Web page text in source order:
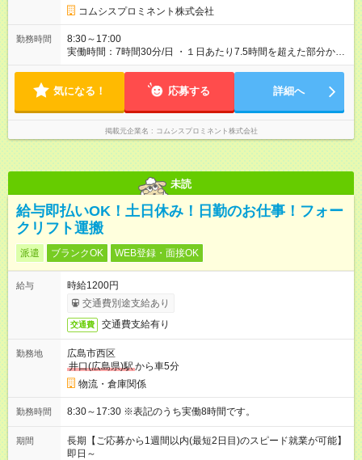
コムシスプロミネント株式会社
勤務時間
8:30～17:00
実働時間：7時間30分/日 ・１日あたり7.5時間を超えた部分から
残業手当の対象となります。 ・残業時間は平均20～40時間/月で
ことがあります。
気になる！ 応募する 詳細へ
掲載元企業名 コムシスプロミネント株式会社
未読
給与即払いOK！土日休み！日勤のお仕事！フォー
クリフト運搬
派遣 ブランクOK WEB登録・面接OK
給与
時給1200円
交通費別途支給あり
交通費 交通費支給有り
勤務地
広島市西区
井口(広島県)駅から車5分
物流・倉庫関係
勤務時間 8:30～17:30 ※表記のうち実働8時間です。
期間
長期【ご応募から1週間以内(最短2日目)のスピード就業が可能】
即日～